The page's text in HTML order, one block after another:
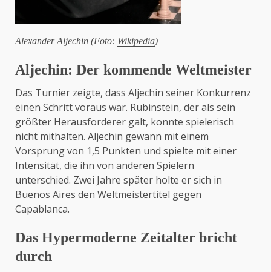
Alexander Aljechin (Foto: Wikipedia)
Aljechin: Der kommende Weltmeister
Das Turnier zeigte, dass Aljechin seiner Konkurrenz
einen Schritt voraus war. Rubinstein, der als sein
größter Herausforderer galt, konnte spielerisch
nicht mithalten. Aljechin gewann mit einem
Vorsprung von 1,5 Punkten und spielte mit einer
Intensität, die ihn von anderen Spielern
unterschied. Zwei Jahre später holte er sich in
Buenos Aires den Weltmeistertitel gegen
Capablanca.
Das Hypermoderne Zeitalter bricht
durch